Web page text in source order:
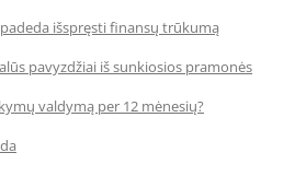
išspręsti finansų trūkumą
pavyzdžiai iš sunkiosios pramonės
valdymą per 12 mėnesių?